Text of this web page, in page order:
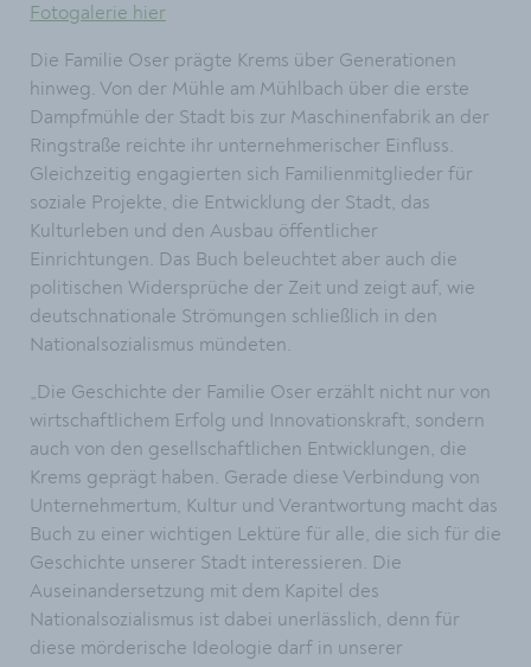
Fotogalerie hier
Die Familie Oser prägte Krems über Generationen
hinweg. Von der Mühle am Mühlbach über die erste
Dampfmühle der Stadt bis zur Maschinenfabrik an der
Ringstraße reichte ihr unternehmerischer Einfluss.
Gleichzeitig engagierten sich Familienmitglieder für
soziale Projekte, die Entwicklung der Stadt, das
Kulturleben und den Ausbau öffentlicher
Einrichtungen. Das Buch beleuchtet aber auch die
politischen Widersprüche der Zeit und zeigt auf, wie
deutschnationale Strömungen schließlich in den
Nationalsozialismus mündeten.
„Die Geschichte der Familie Oser erzählt nicht nur von
wirtschaftlichem Erfolg und Innovationskraft, sondern
auch von den gesellschaftlichen Entwicklungen, die
Krems geprägt haben. Gerade diese Verbindung von
Unternehmertum, Kultur und Verantwortung macht das
Buch zu einer wichtigen Lektüre für alle, die sich für die
Geschichte unserer Stadt interessieren. Die
Auseinandersetzung mit dem Kapitel des
Nationalsozialismus ist dabei unerlässlich, denn für
diese mörderische Ideologie darf in unserer